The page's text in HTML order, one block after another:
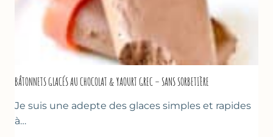
BÂTONNETS GLACÉS AU CHOCOLAT & YAOURT GREC – SANS SORBETIÈRE
Je suis une adepte des glaces simples et rapides
à…